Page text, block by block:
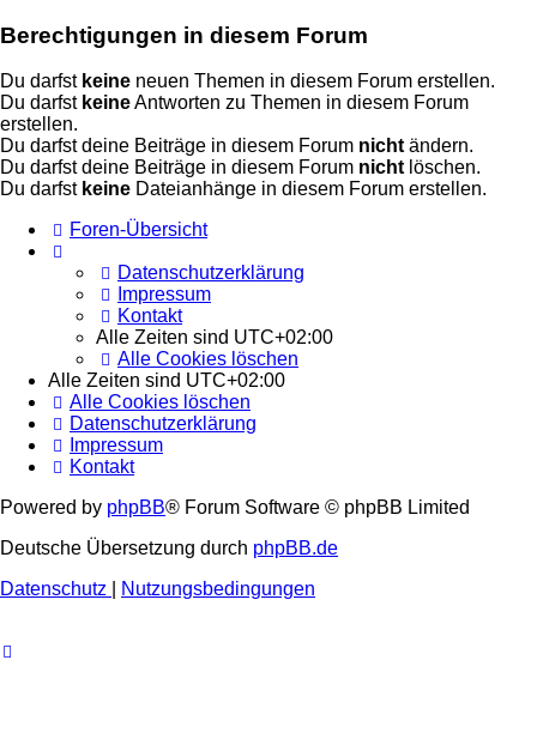
Berechtigungen in diesem Forum
Du darfst keine neuen Themen in diesem Forum erstellen.
Du darfst keineAntworten zu Themen in diesem Forum
erstellen.
Du darfst deine Beiträge in diesem Forum nichtändern.
Du darfst deine Beiträge in diesem Forum nichtlöschen.
Du darfst keine Dateianhänge in diesem Forum erstellen.
Foren-Übersicht
Datenschutzerklärung
Impressum
Kontakt
Alle Zeiten sind UTC+02:00
Alle Cookies löschen
Alle Zeiten sind UTC+02:00
Alle Cookies löschen
Datenschutzerklärung
Impressum
Kontakt
Powered by phpBB® Forum Software © phpBB Limited
Deutsche Übersetzung durch phpBB.de
Datenschutz
Nutzungsbedingungen